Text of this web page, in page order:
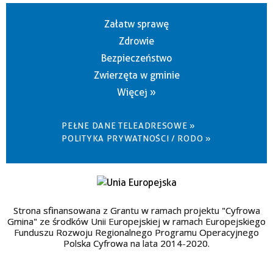
Załatw sprawę
Zdrowie
Bezpieczeństwo
Zwierzęta w gminie
Więcej »
PEŁNE DANE TELEADRESOWE »
POLITYKA PRYWATNOŚCI / RODO »
Strona sfinansowana z Grantu w ramach projektu "Cyfrowa
Gmina" ze środków Unii Europejskiej w ramach Europejskiego
Funduszu Rozwoju Regionalnego Programu Operacyjnego
Polska Cyfrowa na lata 2014-2020.